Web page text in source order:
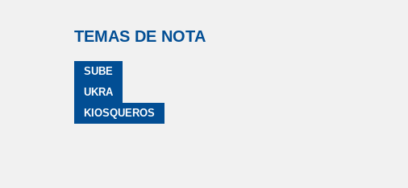
TEMAS DE NOTA
SUBE
UKRA
KIOSQUEROS